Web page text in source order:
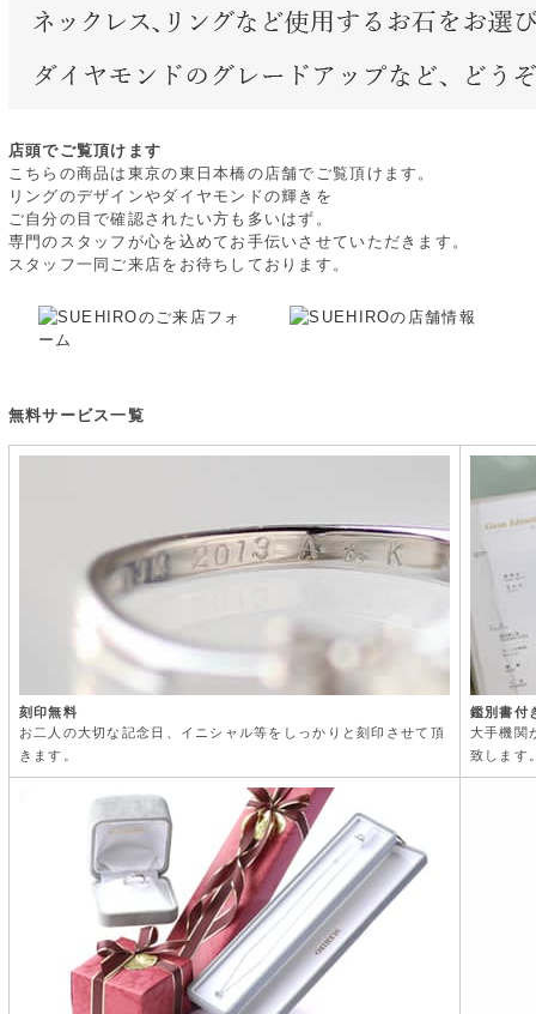
店頭でご覧頂けます
こちらの商品は東京の東日本橋の店舗でご覧頂けます。
リングのデザインやダイヤモンドの輝きを
ご自分の目で確認されたい方も多いはず。
専門のスタッフが心を込めてお手伝いさせていただきます。
スタッフ一同ご来店をお待ちしております。
無料サービス一覧
刻印無料
お二人の大切な記念日、イニシャル等をしっかりと刻印させて頂
きます。
鑑別書付
大手機関
致します